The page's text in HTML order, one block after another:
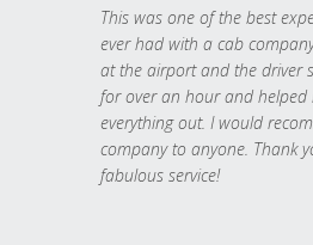
This was one of the best
ever had with a cab
at the airport and the driver
for over an hour and helped
everything out. I would
company to anyone. Thank
fabulous service!